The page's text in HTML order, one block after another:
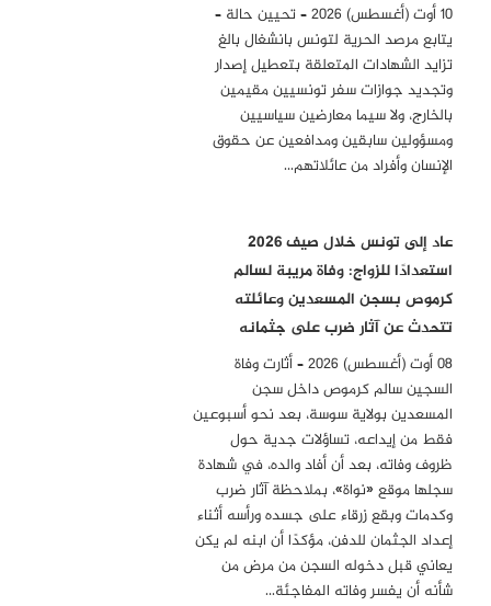
10 أوت (أغسطس) 2026 – تحيين حالة –
يتابع مرصد الحرية لتونس بانشغال بالغ
تزايد الشهادات المتعلقة بتعطيل إصدار
وتجديد جوازات سفر تونسيين مقيمين
بالخارج، ولا سيما معارضين سياسيين
ومسؤولين سابقين ومدافعين عن حقوق
الإنسان وأفراد من عائلاتهم…
عاد إلى تونس خلال صيف 2026
استعدادًا للزواج: وفاة مريبة لسالم
كرموص بسجن المسعدين وعائلته
تتحدث عن آثار ضرب على جثمانه
08 أوت (أغسطس) 2026 – أثارت وفاة
السجين سالم كرموص داخل سجن
المسعدين بولاية سوسة، بعد نحو أسبوعين
فقط من إيداعه، تساؤلات جدية حول
ظروف وفاته، بعد أن أفاد والده، في شهادة
سجلها موقع «نواة»، بملاحظة آثار ضرب
وكدمات وبقع زرقاء على جسده ورأسه أثناء
إعداد الجثمان للدفن، مؤكدًا أن ابنه لم يكن
يعاني قبل دخوله السجن من مرض من
شأنه أن يفسر وفاته المفاجئة…